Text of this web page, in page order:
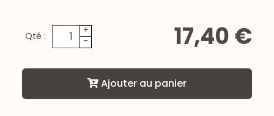
Qté :
+
-
17,40 €
Ajouter au panier